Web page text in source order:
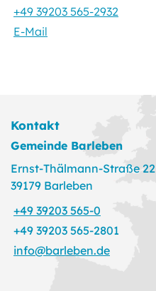
+49 39203 565-2932
E-Mail
Kontakt
Gemeinde Barleben
Ernst-Thälmann-Straße 22
39179 Barleben
+49 39203 565-0
+49 39203 565-2801
info@barleben.de